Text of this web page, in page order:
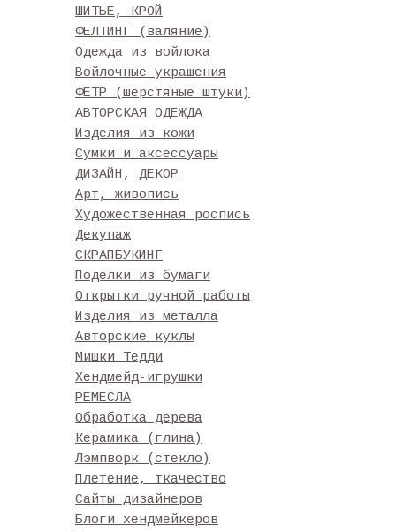
ШИТЬЕ, КРОЙ
ФЕЛТИНГ (валяние)
Одежда из войлока
Войлочные украшения
ФЕТР (шерстяные штуки)
АВТОРСКАЯ ОДЕЖДА
Изделия из кожи
Сумки и аксессуары
ДИЗАЙН, ДЕКОР
Арт, живопись
Художественная роспись
Декупаж
СКРАПБУКИНГ
Поделки из бумаги
Открытки ручной работы
Изделия из металла
Авторские куклы
Мишки Тедди
Хендмейд-игрушки
РЕМЕСЛА
Обработка дерева
Керамика (глина)
Лэмпворк (стекло)
Плетение, ткачество
Сайты дизайнеров
Блоги хендмейкеров